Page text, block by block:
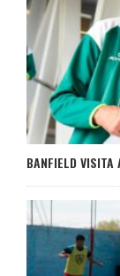
BANFIELD VISITA